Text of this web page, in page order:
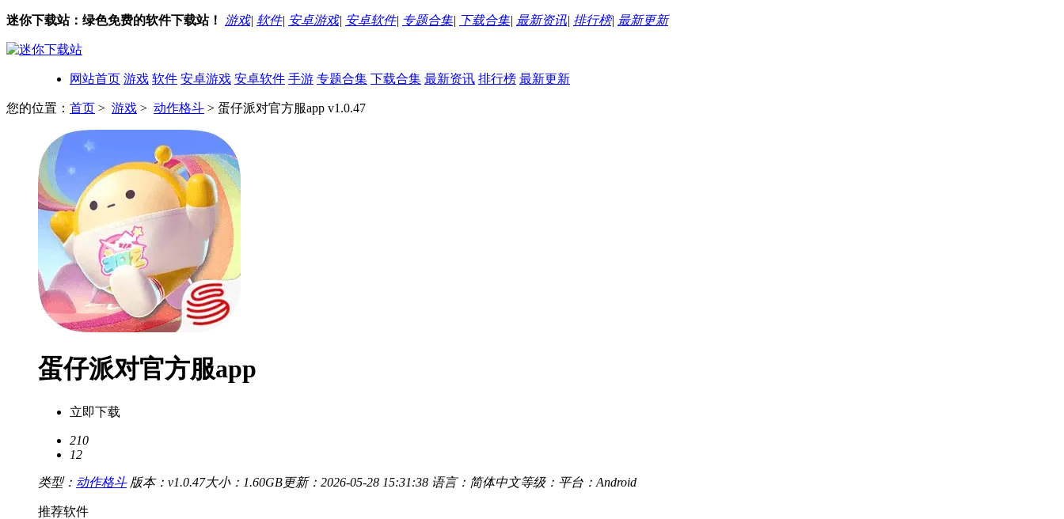
迷你下载站：绿色免费的软件下载站！ 游戏| 软件| 安卓游戏| 安卓软件| 专题合集| 下载合集| 最新资讯| 排行榜| 最新更新
网站首页 游戏 软件 安卓游戏 安卓软件 手游 专题合集 下载合集 最新资讯 排行榜 最新更新
您的位置： 首页 > 游戏 > 动作格斗 > 蛋仔派对官方服app v1.0.47
蛋仔派对官方服app
立即下载
210
12
类型： 动作格斗 版本：v1.0.47大小：1.60GB更新：2026-05-28 15:31:38 语言：简体中文等级： 平台：Android
推荐软件